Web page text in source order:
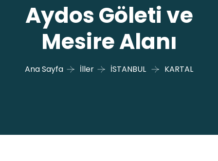
Aydos Göleti ve
Mesire Alanı
Ana Sayfa İller İSTANBUL KARTAL